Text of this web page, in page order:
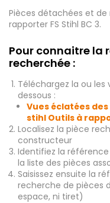
Pièces détachées et
rapporter FS Stihl BC 3.
Pour connaitre la
recherchée :
Téléchargez la ou
dessous :
Vues éclatées
stihl Outils à
Localisez la pièce
constructeur
Identifiez la
la liste des pièces
Saisissez ensuite la
recherche de pièces
espace, ni tiret)